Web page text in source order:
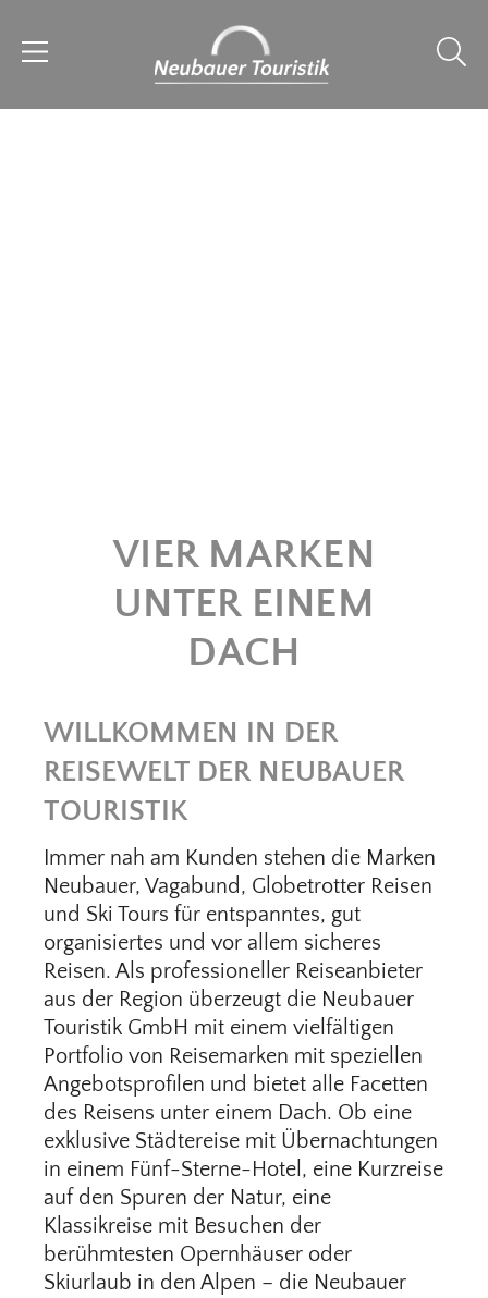
VIER MARKEN
UNTER EINEM
DACH
WILLKOMMEN IN DER
REISEWELT DER NEUBAUER
TOURISTIK
Immer nah am Kunden stehen die Marken
Neubauer, Vagabund, Globetrotter Reisen
und Ski Tours für entspanntes, gut
organisiertes und vor allem sicheres
Reisen. Als professioneller Reiseanbieter
aus der Region überzeugt die Neubauer
Touristik GmbH mit einem vielfältigen
Portfolio von Reisemarken mit speziellen
Angebotsprofilen und bietet alle Facetten
des Reisens unter einem Dach. Ob eine
exklusive Städtereise mit Übernachtungen
in einem Fünf-Sterne-Hotel, eine Kurzreise
auf den Spuren der Natur, eine
Klassikreise mit Besuchen der
berühmtesten Opernhäuser oder
Skiurlaub in den Alpen – die Neubauer